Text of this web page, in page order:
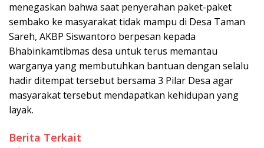
menegaskan bahwa saat penyerahan paket-paket
sembako ke masyarakat tidak mampu di Desa Taman
Sareh, AKBP Siswantoro berpesan kepada
Bhabinkamtibmas desa untuk terus memantau
warganya yang membutuhkan bantuan dengan selalu
hadir ditempat tersebut bersama 3 Pilar Desa agar
masyarakat tersebut mendapatkan kehidupan yang
layak.
Berita Terkait